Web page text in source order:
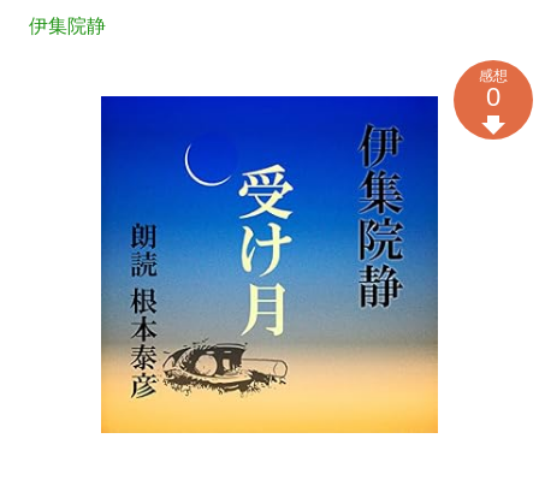
伊集院静
感想
0